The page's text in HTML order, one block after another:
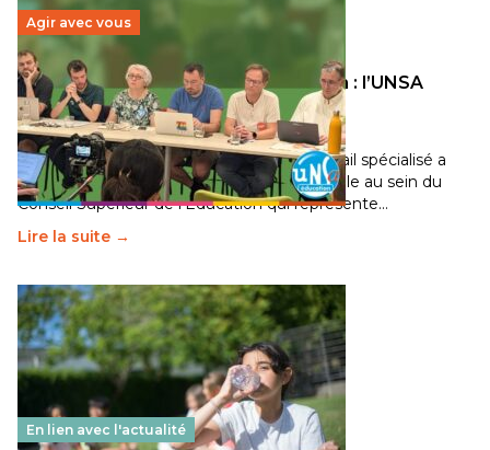
Agir avec vous
Transition écologique de l’éducation : l’UNSA
Éducation fait bouger les lignes
30 juin 2026-National
Pendant plusieurs mois, un groupe de travail spécialisé a
travaillé sur la transition écologique de l’Ecole au sein du
Conseil Supérieur de l’Éducation qui représente…
Lire la suite →
En lien avec l'actualité